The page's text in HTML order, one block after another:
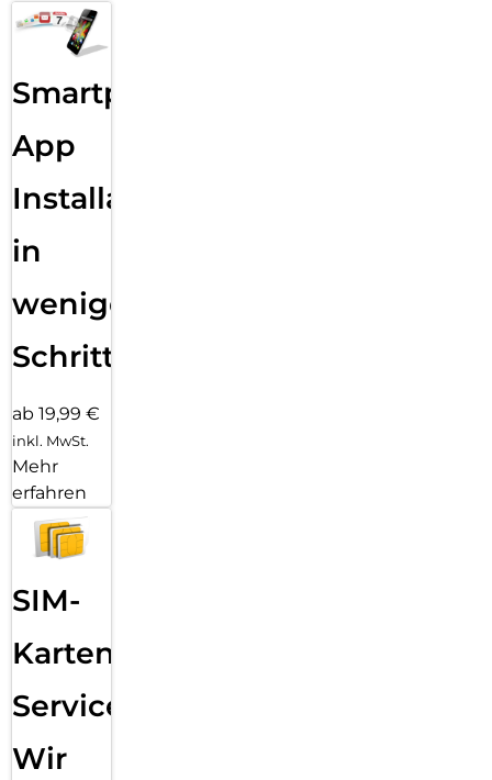
Smartphone
App
Installation
in
wenigen
Schritten
ab 19,99 €
inkl. MwSt.
Mehr
erfahren
SIM-
Karten
Service:
Wir